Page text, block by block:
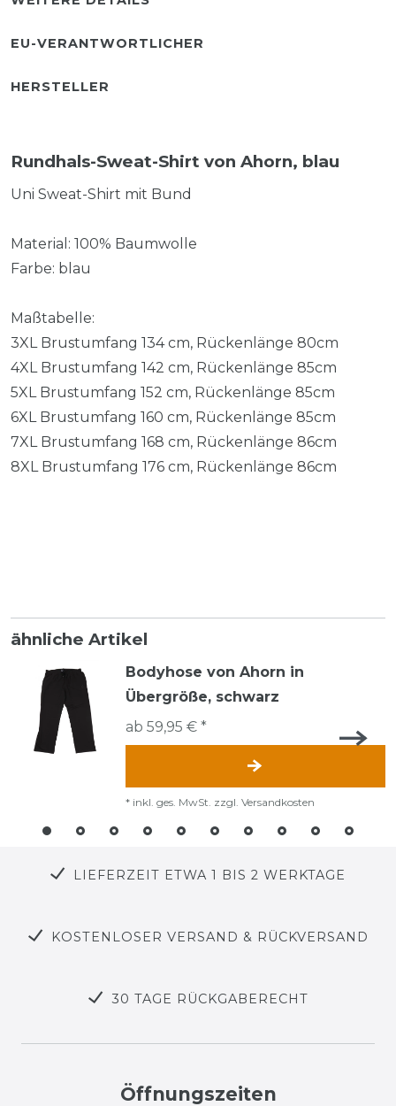
EU-VERANTWORTLICHER
HERSTELLER
Rundhals-Sweat-Shirt von Ahorn, blau
Uni Sweat-Shirt mit Bund
Material: 100% Baumwolle
Farbe: blau
Maßtabelle:
3XL Brustumfang 134 cm, Rückenlänge 80cm
4XL Brustumfang 142 cm, Rückenlänge 85cm
5XL Brustumfang 152 cm, Rückenlänge 85cm
6XL Brustumfang 160 cm, Rückenlänge 85cm
7XL Brustumfang 168 cm, Rückenlänge 86cm
8XL Brustumfang 176 cm, Rückenlänge 86cm
ähnliche Artikel
Bodyhose von Ahorn in
Übergröße, schwarz
ab 59,95 € *
* inkl. ges. MwSt. zzgl. Versandkosten
LIEFERZEIT ETWA 1 BIS 2 WERKTAGE
KOSTENLOSER VERSAND & RÜCKVERSAND
30 TAGE RÜCKGABERECHT
Öffnungszeiten